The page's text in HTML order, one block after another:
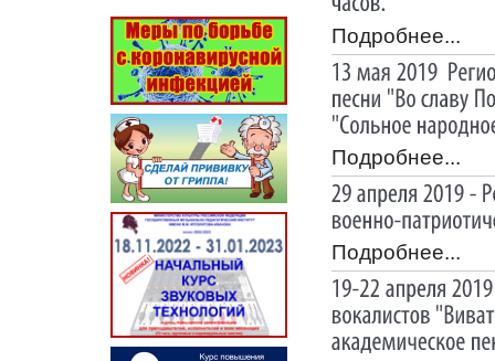
Подробнее...
Подробнее...
Подробнее...